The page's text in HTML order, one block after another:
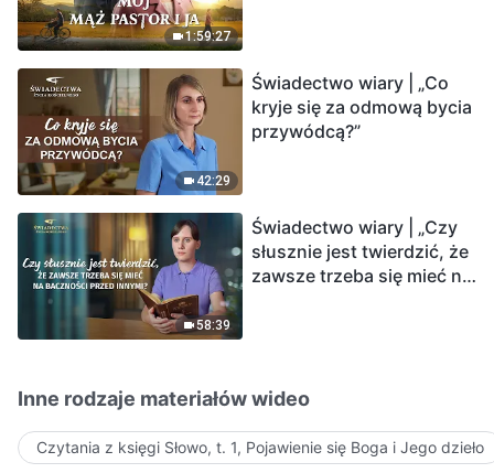
1:59:27
42:29
Świadectwo wiary | „Co
kryje się za odmową bycia
przywódcą?”
58:39
Świadectwo wiary | „Czy
słusznie jest twierdzić, że
zawsze trzeba się mieć na
Inne rodzaje materiałów wideo
Czytania z księgi Słowo, t. 1, Pojawienie się Boga i Jego dzieło